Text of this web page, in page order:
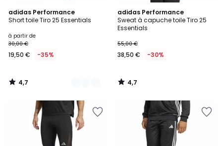
adidas Performance
Short toile Tiro 25 Essentials
à partir de
30,00 €
19,50 € -35%
4,7
/ 5
2
Couleurs
4,7
/
adidas Performance
Sweat à capuche toile Tiro 25
Essentials
55,00 €
38,50 € -30%
4,7
/ 5
4,7
/